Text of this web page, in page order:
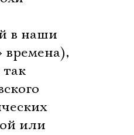
в наши
времена),
или